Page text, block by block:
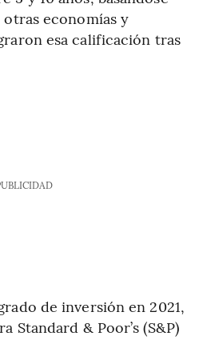
economías y
esa calificación tras
de inversión en 2021,
Standard & Poor’s (S&P)